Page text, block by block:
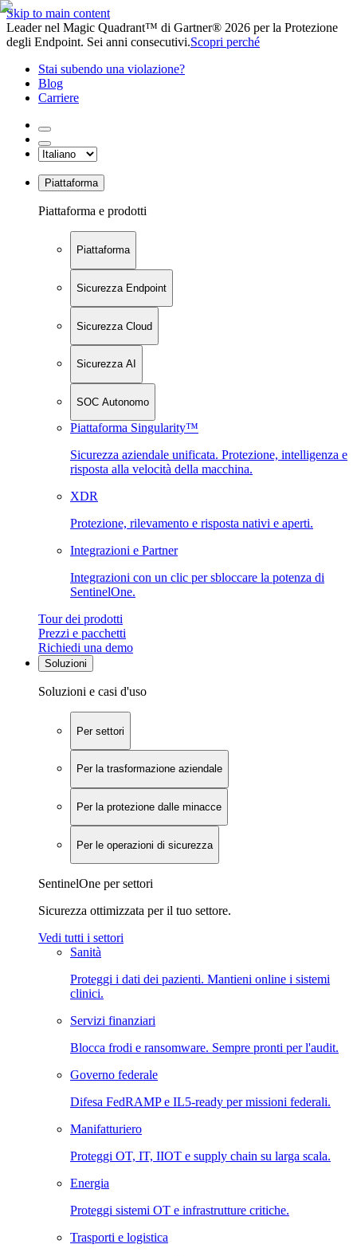
Skip to main content
Leader nel Magic Quadrant™ di Gartner® 2026 per la Protezione
degli Endpoint. Sei anni consecutivi.Scopri perché
Stai subendo una violazione?
Blog
Carriere
Piattaforma
Piattaforma e prodotti
Piattaforma
Sicurezza Endpoint
Sicurezza Cloud
Sicurezza AI
SOC Autonomo
Piattaforma Singularity™
Sicurezza aziendale unificata. Protezione, intelligenza e
risposta alla velocità della macchina.
XDR
Protezione, rilevamento e risposta nativi e aperti.
Integrazioni e Partner
Integrazioni con un clic per sbloccare la potenza di
SentinelOne.
Tour dei prodotti
Prezzi e pacchetti
Richiedi una demo
Soluzioni
Soluzioni e casi d'uso
Per settori
Per la trasformazione aziendale
Per la protezione dalle minacce
Per le operazioni di sicurezza
SentinelOne per settori
Sicurezza ottimizzata per il tuo settore.
Vedi tutti i settori
Sanità
Proteggi i dati dei pazienti. Mantieni online i sistemi
clinici.
Servizi finanziari
Blocca frodi e ransomware. Sempre pronti per l'audit.
Governo federale
Difesa FedRAMP e IL5-ready per missioni federali.
Manifatturiero
Proteggi OT, IT, IIOT e supply chain su larga scala.
Energia
Proteggi sistemi OT e infrastrutture critiche.
Trasporti e logistica